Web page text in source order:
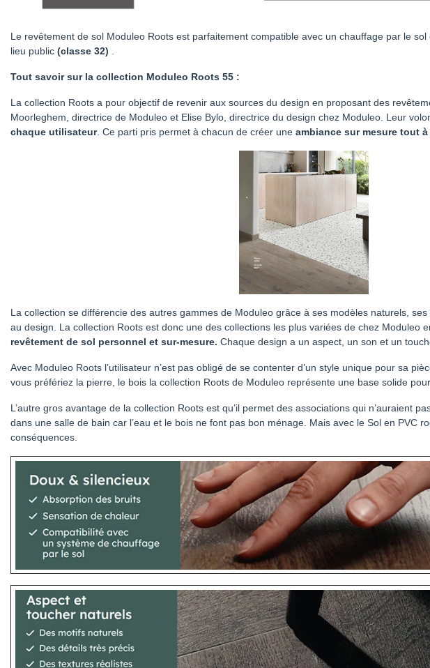
Le revêtement de sol Moduleo Roots est parfaitement compatible avec un chauffage par le
lieu public (classe 32) .
Tout savoir sur la collection Moduleo Roots 55 :
La collection Roots a pour objectif de revenir aux sources du design en proposant des
Moorleghem, directrice de Moduleo et Elise Bylo, directrice du design chez Moduleo. Leur
chaque utilisateur. Ce parti pris permet à chacun de créer une ambiance sur mesure tout
La collection se différencie des autres gammes de Moduleo grâce à ses modèles naturels,
au design. La collection Roots est donc une des collections les plus variées de chez
revêtement de sol personnel et sur-mesure. Chaque design a un aspect, un son et un
Avec Moduleo Roots l’utilisateur n’est pas obligé de se contenter d’un style unique pour sa
vous préfériez la pierre, le bois la collection Roots de Moduleo représente une base solide
L’autre gros avantage de la collection Roots est qu’il permet des associations qui n’auraient
dans une salle de bain car l’eau et le bois ne font pas bon ménage. Mais avec le Sol en PVC
conséquences.